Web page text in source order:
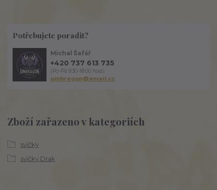
Zboží zařazeno v kategoriích
svíčky
svíčky Drak
Potřebujete poradit?
Michal Šafář
+420 737 613 735
(Po-Pá 9:30-18:00 hod.)
umbragon@email.cz